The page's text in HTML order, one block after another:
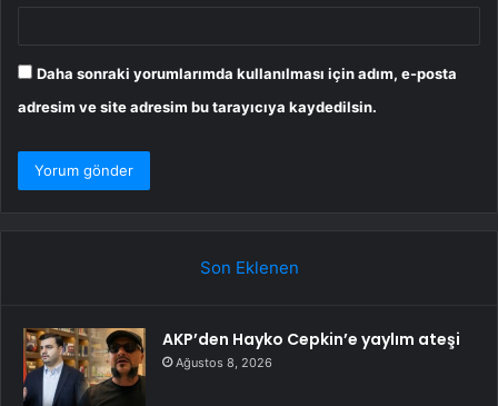
Daha sonraki yorumlarımda kullanılması için adım, e-posta
adresim ve site adresim bu tarayıcıya kaydedilsin.
Son Eklenen
AKP’den Hayko Cepkin’e yaylım ateşi
Ağustos 8, 2026